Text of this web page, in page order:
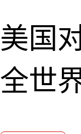
美国
全世